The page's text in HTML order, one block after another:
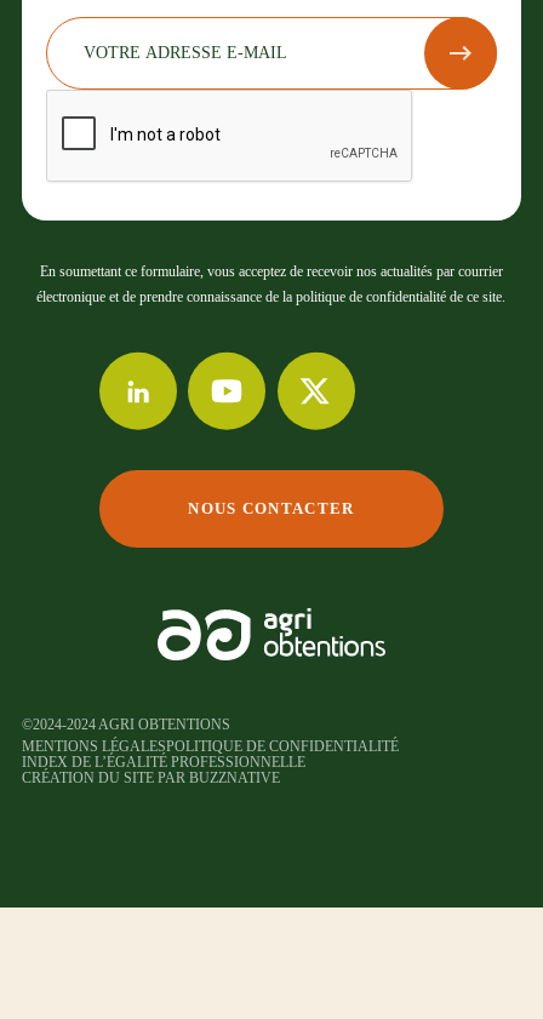
En soumettant ce formulaire, vous acceptez de recevoir nos actualités par courrier
électronique et de prendre connaissance de la politique de confidentialité de ce site.
NOUS CONTACTER
©2024-2024 AGRI OBTENTIONS
MENTIONS LÉGALESPOLITIQUE DE CONFIDENTIALITÉ
INDEX DE L’ÉGALITÉ PROFESSIONNELLE
CRÉATION DU SITE PAR BUZZNATIVE